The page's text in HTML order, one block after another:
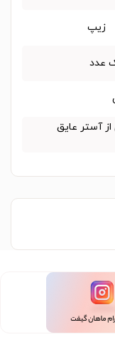
زیپ
عدد
از آستر عایق